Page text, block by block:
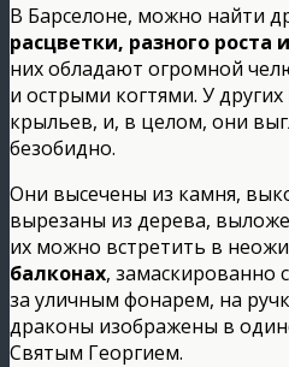
В Барселоне, можно найти
расцветки, разного роста
них обладают огромной
и острыми когтями. У
крыльев, и, в целом, они
безобидно.
Они высечены из камня,
вырезаны из дерева,
их можно встретить в
балконах, замаскированно
за уличным фонарем, на
драконы изображены в
Святым Георгием.